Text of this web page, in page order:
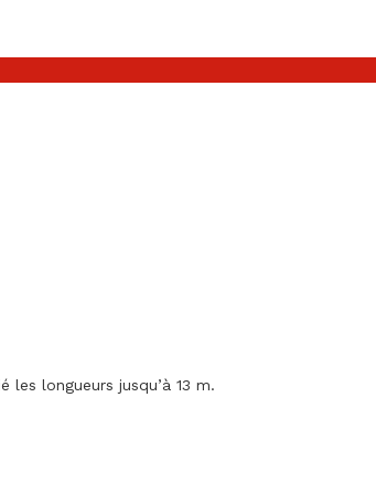
longueurs jusqu’à 13 m.